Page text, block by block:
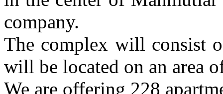
company.
The complex will consist
will be located on an area
We are offering 228